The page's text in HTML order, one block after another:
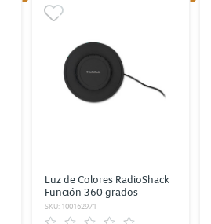
Luz de Colores RadioShack
Función 360 grados
SKU: 100162971